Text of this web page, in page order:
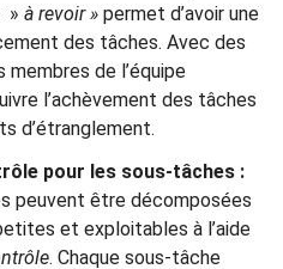
» à revoir » permet d’avoir une
des tâches. Avec des
de l’équipe
l’achèvement des tâches
d’étranglement.
pour les sous-tâches :
peuvent être décomposées
et exploitables à l’aide
. Chaque sous-tâche